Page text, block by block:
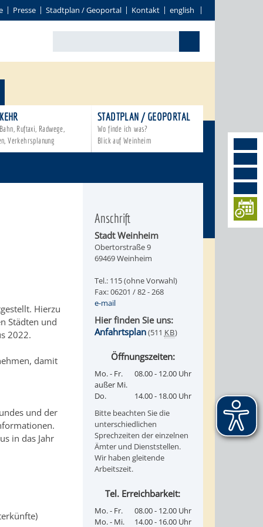
Presse Stadtplan / Geoportal Kontakt english
Ruftaxi, Radwege,
Verkehrsplanung
STADTPLAN / GEOPORTAL
Wo finde ich was?
Blick auf Weinheim
Hierzu
Städten und
2022.
damit
und der
in das Jahr
Anschrift
Stadt Weinheim
Obertorstraße 9
69469 Weinheim
Tel.: 115 (ohne Vorwahl)
Fax: 06201 / 82 - 268
e-mail
Hier finden Sie uns:
Anfahrtsplan(511 KB)
Öffnungszeiten:
Mo. - Fr.
außer Mi.
08.00 - 12.00 Uhr
Do.
14.00 - 18.00 Uhr
Bitte beachten Sie die
unterschiedlichen
Sprechzeiten der einzelnen
Ämter und Dienststellen.
Wir haben gleitende
Arbeitszeit.
Tel. Erreichbarkeit:
Mo. - Fr.
08.00 - 12.00 Uhr
Mo. - Mi.
14.00 - 16.00 Uhr